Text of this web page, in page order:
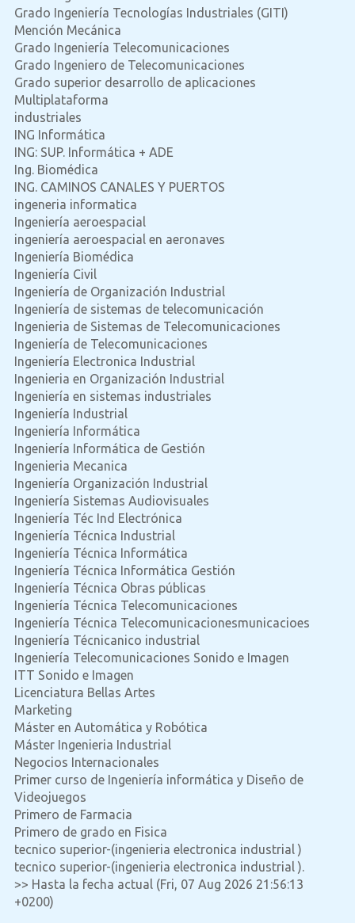
Grado Ingeniería Tecnologías Industriales (GITI)
Mención Mecánica
Grado Ingeniería Telecomunicaciones
Grado Ingeniero de Telecomunicaciones
Grado superior desarrollo de aplicaciones
Multiplataforma
industriales
ING Informática
ING: SUP. Informática + ADE
Ing. Biomédica
ING. CAMINOS CANALES Y PUERTOS
ingeneria informatica
Ingeniería aeroespacial
ingeniería aeroespacial en aeronaves
Ingeniería Biomédica
Ingeniería Civil
Ingeniería de Organización Industrial
Ingeniería de sistemas de telecomunicación
Ingenieria de Sistemas de Telecomunicaciones
Ingeniería de Telecomunicaciones
Ingeniería Electronica Industrial
Ingenieria en Organización Industrial
Ingeniería en sistemas industriales
Ingeniería Industrial
Ingeniería Informática
Ingeniería Informática de Gestión
Ingenieria Mecanica
Ingeniería Organización Industrial
Ingeniería Sistemas Audiovisuales
Ingeniería Téc Ind Electrónica
Ingeniería Técnica Industrial
Ingeniería Técnica Informática
Ingeniería Técnica Informática Gestión
Ingeniería Técnica Obras públicas
Ingeniería Técnica Telecomunicaciones
Ingeniería Técnica Telecomunicacionesmunicacioes
Ingeniería Técnicanico industrial
Ingeniería Telecomunicaciones Sonido e Imagen
ITT Sonido e Imagen
Licenciatura Bellas Artes
Marketing
Máster en Automática y Robótica
Máster Ingenieria Industrial
Negocios Internacionales
Primer curso de Ingeniería informática y Diseño de
Videojuegos
Primero de Farmacia
Primero de grado en Fisica
tecnico superior-(ingenieria electronica industrial )
tecnico superior-(ingenieria electronica industrial ).
>> Hasta la fecha actual (Fri, 07 Aug 2026 21:56:13
+0200)